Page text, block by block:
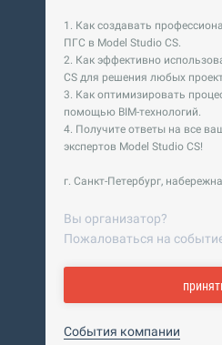
1. Как создавать
ПГС в Model Studio CS.
2. Как эффективно
CS для решения любых
3. Как оптимизировать
помощью BIM-технологий.
4. Получите ответы на все
экспертов Model Studio CS!
г. Санкт-Петербург,
Вы организатор?
Пожаловаться на
События компании